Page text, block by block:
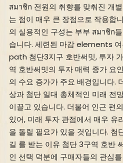
สมาชิก 전원의 취향를 맞춰진 개
는 점이 매우 큰 장점으로 작용합
의 실용적인 구성는 부부 สมาชิก
습니다. 세련된 마감 elements
path 첨단3지구 호반써밋, 투자
역 호반써밋의 투자 매력 증가 요
의 수요 증가가 주요 배경입니다.
상과 첨단 일대 총체적인 미래 전
이끌고 있습니다. 더불어 인근 편
있어, 미래 투자 관점에서 매우 유
을 돌릴 필요가 있을 것입니다. 첨
길 를 받는 이유 첨단 3구역 호반
인 선택 덕분에 구매자들의 관심